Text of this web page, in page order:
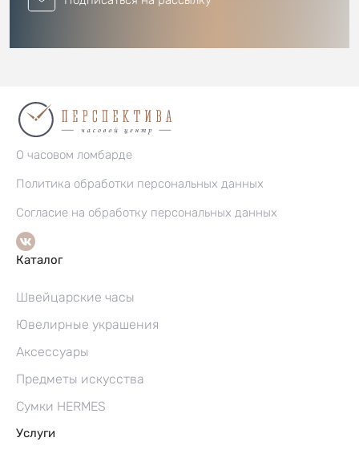
О часовом ломбарде
Политика обработки персональных данных
Согласие на обработку персональных данных
Каталог
Швейцарские часы
Ювелирные украшения
Аксессуары
Предметы искусства
Сумки HERMES
Услуги